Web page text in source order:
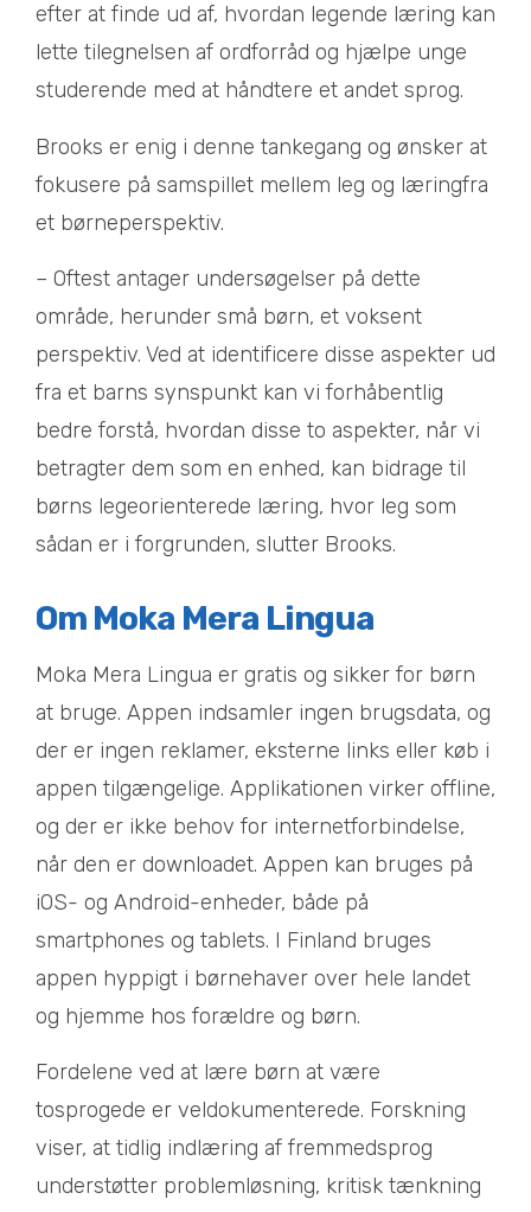
efter at finde ud af, hvordan legende læring kan
lette tilegnelsen af ordforråd og hjælpe unge
studerende med at håndtere et andet sprog.
Brooks er enig i denne tankegang og ønsker at
fokusere på samspillet mellem leg og læringfra
et børneperspektiv.
– Oftest antager undersøgelser på dette
område, herunder små børn, et voksent
perspektiv. Ved at identificere disse aspekter ud
fra et barns synspunkt kan vi forhåbentlig
bedre forstå, hvordan disse to aspekter, når vi
betragter dem som en enhed, kan bidrage til
børns legeorienterede læring, hvor leg som
sådan er i forgrunden, slutter Brooks.
Om Moka Mera Lingua
Moka Mera Lingua er gratis og sikker for børn
at bruge. Appen indsamler ingen brugsdata, og
der er ingen reklamer, eksterne links eller køb i
appen tilgængelige. Applikationen virker offline,
og der er ikke behov for internetforbindelse,
når den er downloadet. Appen kan bruges på
iOS- og Android-enheder, både på
smartphones og tablets. I Finland bruges
appen hyppigt i børnehaver over hele landet
og hjemme hos forældre og børn.
Fordelene ved at lære børn at være
tosprogede er veldokumenterede. Forskning
viser, at tidlig indlæring af fremmedsprog
understøtter problemløsning, kritisk tænkning